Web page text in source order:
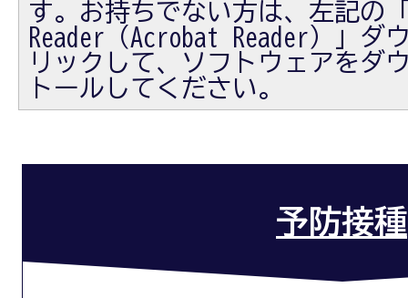
す。お持ちでない方は、左記の
Reader（Acrobat Reader）」ダ
リックして、ソフトウェアをダ
トールしてください。
予防接種